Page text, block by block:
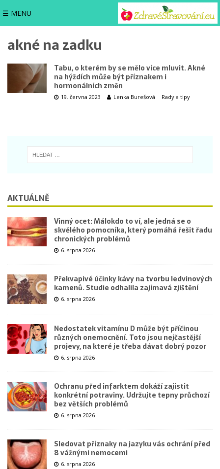
☰ MENU
akné na zadku
Tabu, o kterém by se mělo více mluvit. Akné
na hýždích může být příznakem i
hormonálních změn
19. června 2023 Lenka Burešová Rady a tipy
AKTUÁLNĚ
Vinný ocet: Málokdo to ví, ale jedná se o
skvělého pomocníka, který pomáhá řešit řadu
chronických problémů
6. srpna 2026
Překvapivé účinky kávy na tvorbu ledvinových
kamenů. Studie odhalila zajímavá zjištění
6. srpna 2026
Nedostatek vitamínu D může být příčinou
různých onemocnění. Toto jsou nejčastější
projevy, na které je třeba dávat dobrý pozor
6. srpna 2026
Ochranu před infarktem dokáží zajistit
konkrétní potraviny. Udržujte tepny průchozí
bez větších problémů
6. srpna 2026
Sledovat příznaky na jazyku vás ochrání před
8 vážnými nemocemi
6. srpna 2026